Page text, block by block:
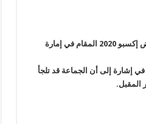
هدد المتحدث باسم قوات “أنصار الله” اليمنية، العميد يحيى سريع، باستهداف معرض إكسبو 2020 المقام في إمارة
إشارة إلى أن الجماعة قد تلجأ